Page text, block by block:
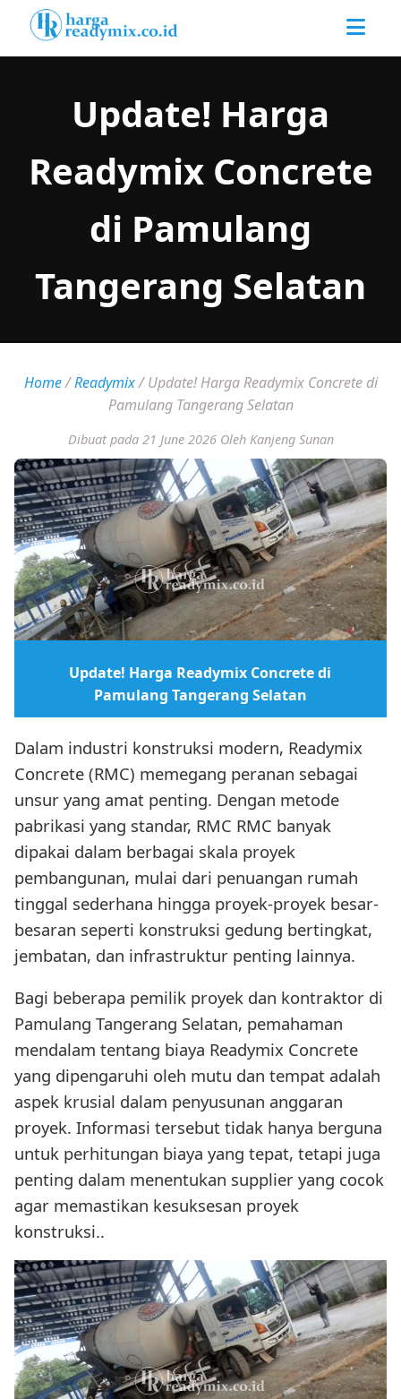
Update! Harga
Readymix Concrete
di Pamulang
Tangerang Selatan
Home/Readymix/Update! Harga Readymix Concrete di
Pamulang Tangerang Selatan
Dibuat pada 21 June 2026 Oleh Kanjeng Sunan
Update! Harga Readymix Concrete di
Pamulang Tangerang Selatan
Dalam industri konstruksi modern, Readymix
Concrete (RMC) memegang peranan sebagai
unsur yang amat penting. Dengan metode
pabrikasi yang standar, RMC RMC banyak
dipakai dalam berbagai skala proyek
pembangunan, mulai dari penuangan rumah
tinggal sederhana hingga proyek-proyek besar-
besaran seperti konstruksi gedung bertingkat,
jembatan, dan infrastruktur penting lainnya.
Bagi beberapa pemilik proyek dan kontraktor di
Pamulang Tangerang Selatan, pemahaman
mendalam tentang biaya Readymix Concrete
yang dipengaruhi oleh mutu dan tempat adalah
aspek krusial dalam penyusunan anggaran
proyek. Informasi tersebut tidak hanya berguna
untuk perhitungan biaya yang tepat, tetapi juga
penting dalam menentukan supplier yang cocok
agar memastikan kesuksesan proyek
konstruksi..